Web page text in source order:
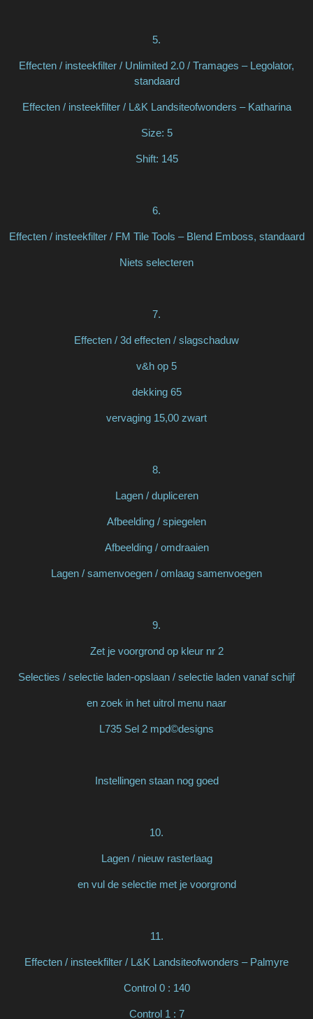
5.
Effecten / insteekfilter / Unlimited 2.0 / Tramages – Legolator,
standaard
Effecten / insteekfilter / L&K Landsiteofwonders – Katharina
Size: 5
Shift: 145
6.
Effecten / insteekfilter / FM Tile Tools – Blend Emboss, standaard
Niets selecteren
7.
Effecten / 3d effecten / slagschaduw
v&h op 5
dekking 65
vervaging 15,00 zwart
8.
Lagen / dupliceren
Afbeelding / spiegelen
Afbeelding / omdraaien
Lagen / samenvoegen / omlaag samenvoegen
9.
Zet je voorgrond op kleur nr 2
Selecties / selectie laden-opslaan / selectie laden vanaf schijf
en zoek in het uitrol menu naar
L735 Sel 2 mpd©designs
Instellingen staan nog goed
10.
Lagen / nieuw rasterlaag
en vul de selectie met je voorgrond
11.
Effecten / insteekfilter / L&K Landsiteofwonders – Palmyre
Control 0 : 140
Control 1 : 7